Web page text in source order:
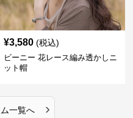
¥3,580 (税込)
ビーニー 花レース編み透かしニ
ット帽
一覧へ ›